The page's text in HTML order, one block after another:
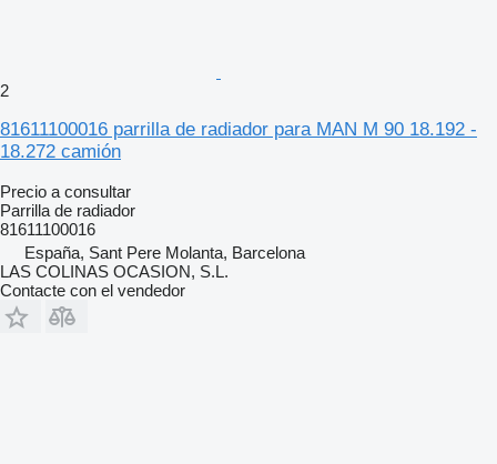
2
81611100016 parrilla de radiador para MAN M 90 18.192 -
18.272 camión
Precio a consultar
Parrilla de radiador
81611100016
España, Sant Pere Molanta, Barcelona
LAS COLINAS OCASION, S.L.
Contacte con el vendedor